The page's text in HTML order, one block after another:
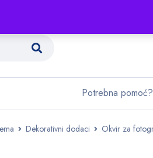
Potrebna pomoć?
Dekorativni dodaci Okvir za